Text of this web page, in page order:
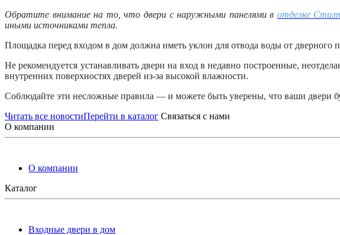
Обратите внимание на то, что двери с наружными панелями в отделке
иными источниками тепла.
Площадка перед входом в дом должна иметь уклон для отвода воды от дверного
Не рекомендуется устанавливать двери на вход в недавно построенные,
внутренних поверхностях дверей из-за высокой влажности.
Соблюдайте эти несложные правила — и можете быть уверены, что ваши двери
Читать все новостиПерейти в каталог Связаться с нами
О компании
О компании
Каталог
Входные двери в дом